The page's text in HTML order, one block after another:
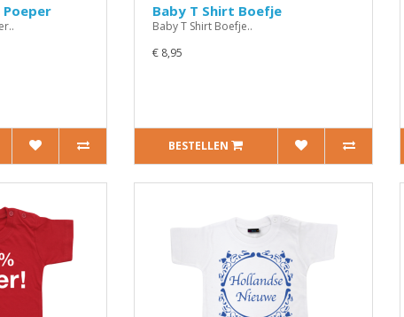
Baby T Shirt Boefje
Baby T Shirt Boefje..
€ 8,95
BESTELLEN